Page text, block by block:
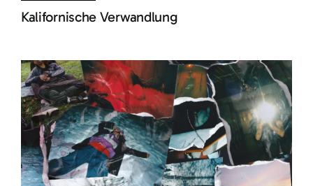
Kalifornische Verwandlung